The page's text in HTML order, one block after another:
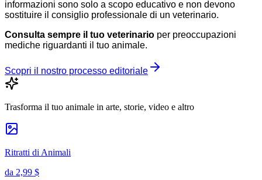
informazioni sono solo a scopo educativo e non devono
sostituire il consiglio professionale di un veterinario.
Consulta sempre il tuo veterinario per preoccupazioni
mediche riguardanti il tuo animale.
Scopri il nostro processo editoriale
Trasforma il tuo animale in arte, storie, video e altro
Ritratti di Animali
da 2,99 $